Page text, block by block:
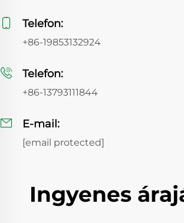
Telefon:
+86-19853132924
Telefon:
+86-13793111844
E-mail:
[email protected]
Ingyenes